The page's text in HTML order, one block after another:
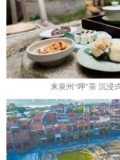
来泉州“呷”茶 沉浸